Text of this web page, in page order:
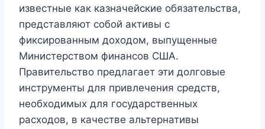
известные как казначейские обязательства,
представляют собой активы с
фиксированным доходом, выпущенные
Министерством финансов США.
Правительство предлагает эти долговые
инструменты для привлечения средств,
необходимых для государственных
расходов, в качестве альтернативы